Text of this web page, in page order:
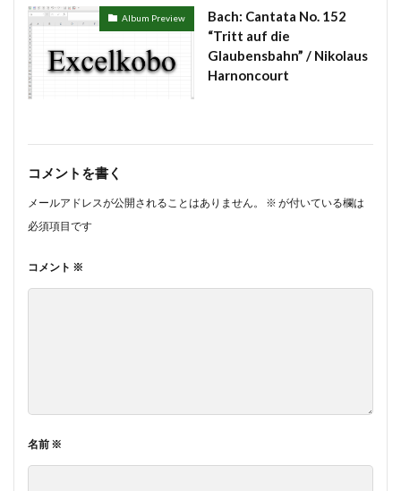
Album Preview
Bach: Cantata No. 152
“Tritt auf die
Glaubensbahn” / Nikolaus
Harnoncourt
コメントを書く
メールアドレスが公開されることはありません。 ※ が付いている欄は
必須項目です
コメント ※
名前 ※